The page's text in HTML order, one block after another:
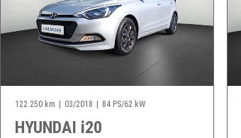
122.250 km 03/2018 84 PS/62 kW
HYUNDAI i20